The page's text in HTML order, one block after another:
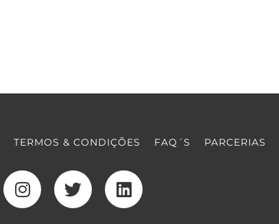
TERMOS & CONDIÇÕES FAQ´S PARCERIAS